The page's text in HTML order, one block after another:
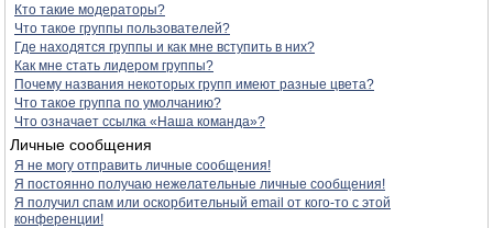
Кто такие модераторы?
Что такое группы пользователей?
Где находятся группы и как мне вступить в них?
Как мне стать лидером группы?
Почему названия некоторых групп имеют разные цвета?
Что такое группа по умолчанию?
Что означает ссылка «Наша команда»?
Личные сообщения
Я не могу отправить личные сообщения!
Я постоянно получаю нежелательные личные сообщения!
Я получил спам или оскорбительный email от кого-то с этой
конференции!